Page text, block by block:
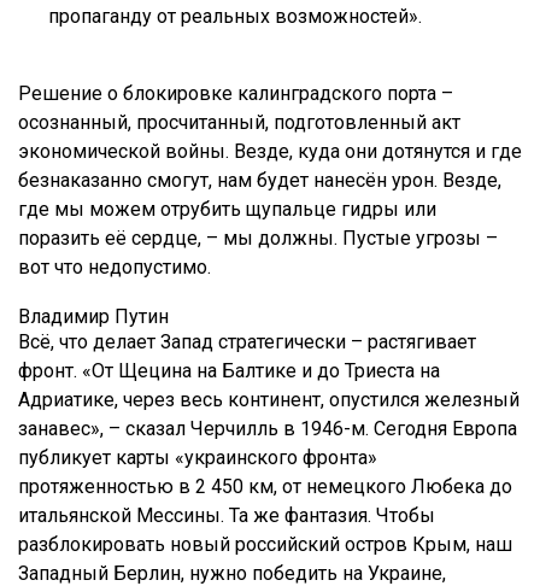
пропаганду от реальных возможностей».
Решение о блокировке калинградского порта –
осознанный, просчитанный, подготовленный акт
экономической войны. Везде, куда они дотянутся и где
безнаказанно смогут, нам будет нанесён урон. Везде,
где мы можем отрубить щупальце гидры или
поразить её сердце, – мы должны. Пустые угрозы –
вот что недопустимо.
Владимир Путин
Всё, что делает Запад стратегически – растягивает
фронт. «От Щецина на Балтике и до Триеста на
Адриатике, через весь континент, опустился железный
занавес», – сказал Черчилль в 1946-м. Сегодня Европа
публикует карты «украинского фронта»
протяженностью в 2 450 км, от немецкого Любека до
итальянской Мессины. Та же фантазия. Чтобы
разблокировать новый российский остров Крым, наш
Западный Берлин, нужно победить на Украине,